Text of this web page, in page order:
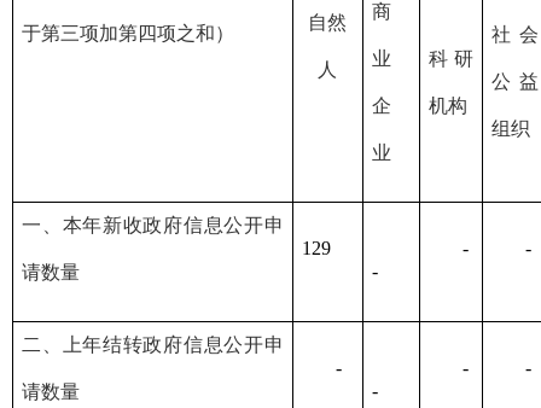
于第三项加第四项之和）
自然
人
商
业
企
业
科研
机构
社会
公益
组织
一、本年新收政府信息公开申
请数量
129
-
- -
二、上年结转政府信息公开申
请数量
-
-
- -